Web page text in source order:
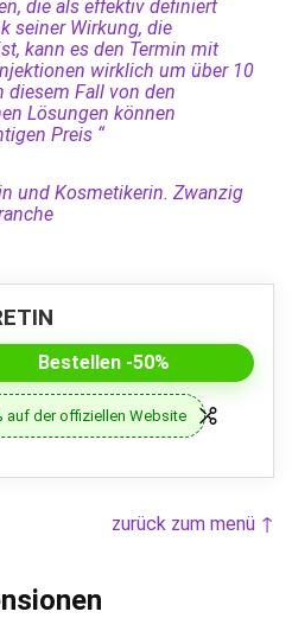
die als effektiv definiert
seiner Wirkung, die
kann es den Termin mit
wirklich um über 10
diesem Fall von den
Lösungen können
Preis “
und Kosmetikerin. Zwanzig
Bestellen -50%
auf der offiziellen Website
zurück zum menü ↑